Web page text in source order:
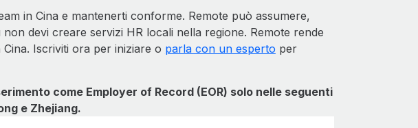
in Cina e mantenerti conforme. Remote può assumere,
devi creare servizi HR locali nella regione. Remote rende
Iscriviti ora per iniziare o parla con un esperto per
come Employer of Record (EOR) solo nelle seguenti
e Zhejiang.